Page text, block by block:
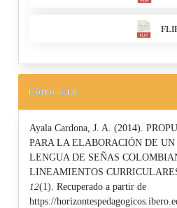
Cómo citar
Ayala Cardona, J. A. (2014).
PARA LA ELABORACIÓN DE
LENGUA DE SEÑAS
LINEAMIENTOS
12(1). Recuperado a partir de
https://